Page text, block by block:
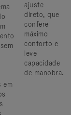
em
ajuste
direto, que
confere
máximo
conforto e
leve
capacidade
de manobra.